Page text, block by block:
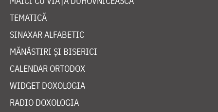
TEMATICĂ
SINAXAR ALFABETIC
MĂNĂSTIRI ȘI BISERICI
CALENDAR ORTODOX
WIDGET DOXOLOGIA
RADIO DOXOLOGIA